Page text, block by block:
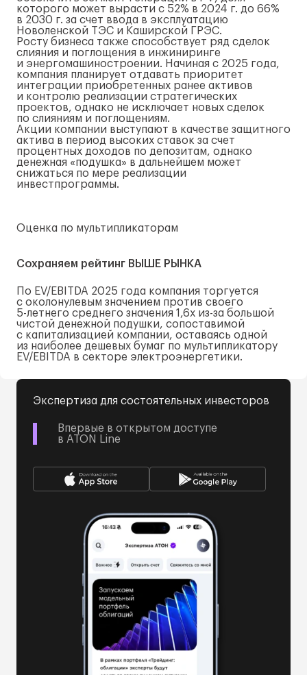
которого может вырасти с 52% в 2024 г. до 66%
в 2030 г. за счет ввода в эксплуатацию
Новоленской ТЭС и Каширской ГРЭС.
Росту бизнеса также способствует ряд сделок
слияния и поглощения в инжиниринге
и энергомашиностроении. Начиная с 2025 года,
компания планирует отдавать приоритет
интеграции приобретенных ранее активов
и контролю реализации стратегических
проектов, однако не исключает новых сделок
по слияниям и поглощениям.
Акции компании выступают в качестве защитного
актива в период высоких ставок за счет
процентных доходов по депозитам, однако
денежная «подушка» в дальнейшем может
снижаться по мере реализации
инвестпрограммы.
Оценка по мультипликаторам
Сохраняем рейтинг ВЫШЕ РЫНКА
По EV/EBITDA 2025 года компания торгуется
с околонулевым значением против своего
5-летнего среднего значения 1,6x из-за большой
чистой денежной подушки, сопоставимой
с капитализацией компании, оставаясь одной
из наиболее дешевых бумаг по мультипликатору
EV/EBITDA в секторе электроэнергетики.
Экспертиза для состоятельных инвесторов
Впервые в открытом доступе
в ATON Line